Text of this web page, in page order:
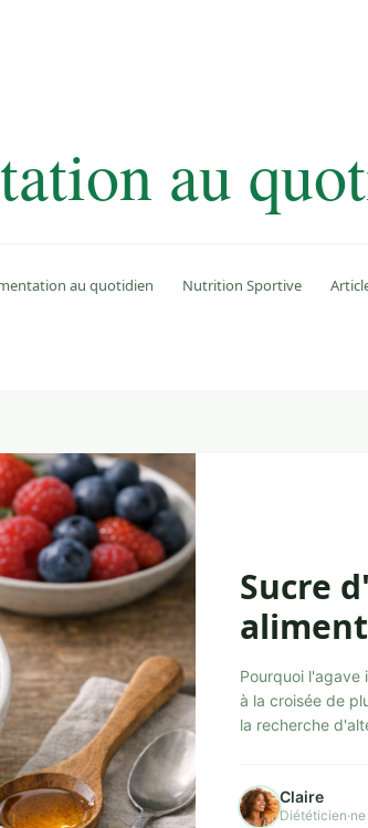
au
au quotidien Nutrition Sportive
Sucre
Pourquoi l'agave
à la croisée de
la recherche
Claire
Diététicien·ne